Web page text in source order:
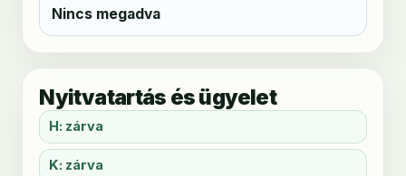
Nincs megadva
Nyitvatartás és ügyelet
H: zárva
K: zárva